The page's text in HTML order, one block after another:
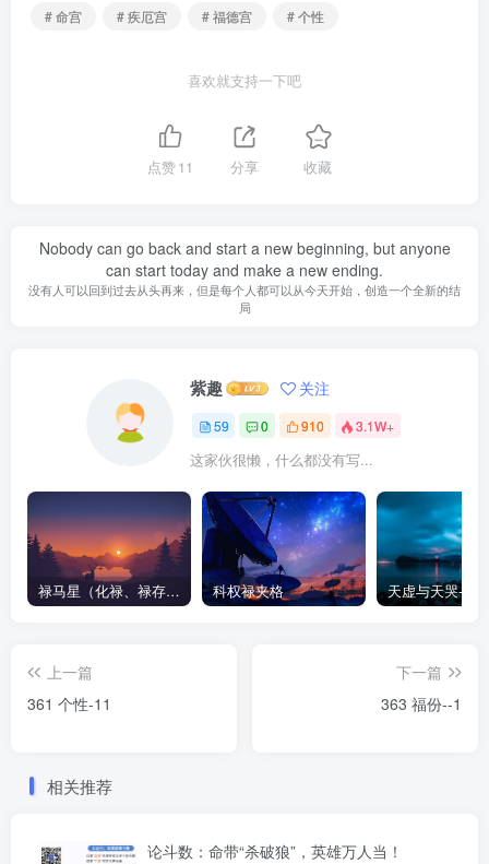
# 命宫
# 疾厄宫 # 福德宫 # 个性
喜欢就支持一下吧
点赞11 分享 收藏
Nobody can go back and start a new beginning, but anyone
can start today and make a new ending.
没有人可以回到过去从头再来，但是每个人都可以从今天开始，创造一个全新的结
局
紫趣 关注
59 0 910 3.1W+
这家伙很懒，什么都没有写...
禄马星（化禄、禄存、天马）在各宫情况-紫微斗数格局 科权禄夹格
上一篇
361 个性-11
下一篇
363 福份--1
相关推荐
论斗数：命带“杀破狼”，英雄万人当！